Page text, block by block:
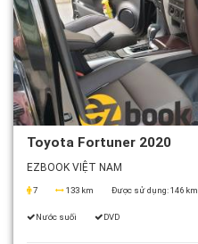
Toyota Fortuner 2020
EZBOOK VIỆT NAM
7 133 km Được sử dụng:146 km
Nước suối DVD